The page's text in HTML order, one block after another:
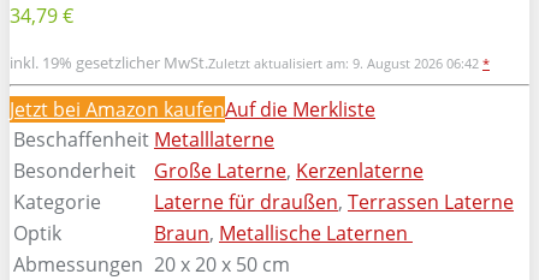
34,79 €
inkl. 19% gesetzlicher MwSt.Zuletzt aktualisiert am: 9. August 2026 06:42 *
Jetzt bei Amazon kaufenAuf die Merkliste
Beschaffenheit Metalllaterne
Besonderheit
Große Laterne, Kerzenlaterne
Kategorie
Laterne für draußen, Terrassen Laterne
Optik
Braun, Metallische Laternen
Abmessungen 20 x 20 x 50 cm